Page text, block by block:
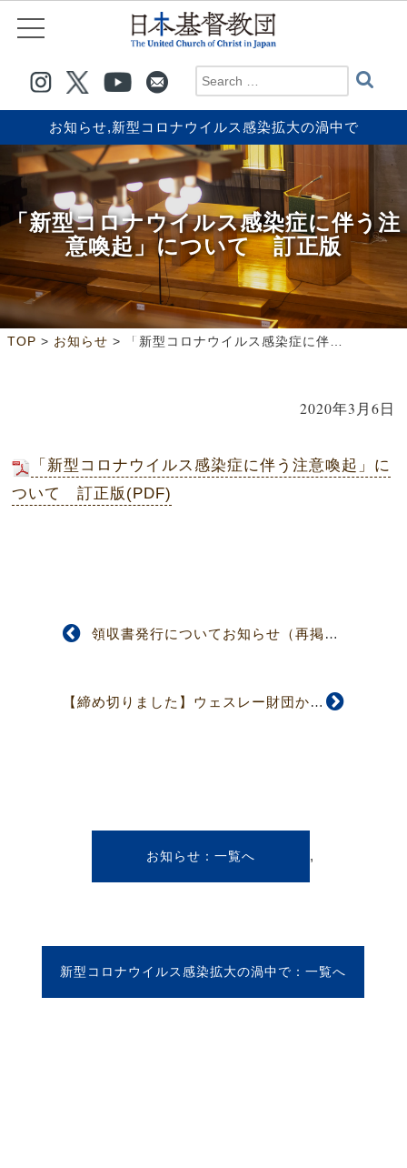
お知らせ,新型コロナウイルス感染拡大の渦中で
「新型コロナウイルス感染症に伴う注
意喚起」について 訂正版
TOP > お知らせ > 「新型コロナウイルス感染症に伴う注意喚起」について 訂正版
2020年3月6日
「新型コロナウイルス感染症に伴う注意喚起」に
ついて 訂正版(PDF)
領収書発行についてお知らせ（再掲）
【締め切りました】ウェスレー財団からのお知らせ 財務・総務担当職員募集
お知らせ ,
新型コロナウイルス感染拡大の渦中で